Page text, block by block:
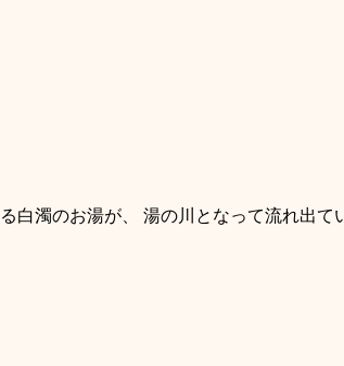
白濁のお湯が、 湯の川となって流れ出て